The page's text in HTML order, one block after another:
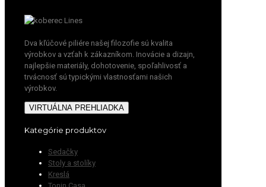
Dva kľúčové piliére našej filozofie sú kvalita
výrobkov a vzťah k zákazníkom. Inovácie a dizajn,
najlepšie materiály, dohotovenie, spoľahlivosť a
trvácnosť sú typickými vlastnosťami našich
výrobkov.
VIRTUÁLNA PREHLIADKA
Kategórie produktov
Sedačky
Stoly a stolíky
Kreslá